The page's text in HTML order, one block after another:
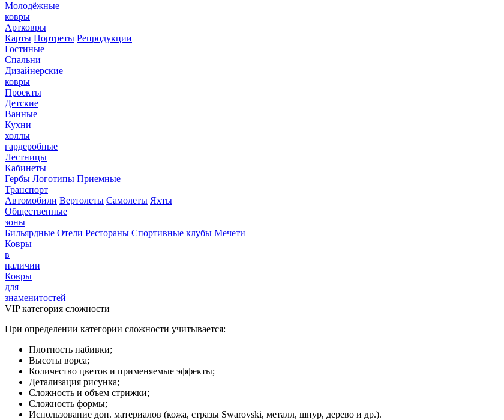
Молодёжные
ковры
Артковры
Карты Портреты Репродукции
Гостиные
Спальни
Дизайнерские
ковры
Проекты
Детские
Ванные
Кухни
холлы
гардеробные
Лестницы
Кабинеты
Гербы Логотипы Приемные
Транспорт
Автомобили Вертолеты Самолеты Яхты
Общественные
зоны
Бильярдные Отели Рестораны Спортивные клубы Мечети
Ковры
в
наличии
Ковры
для
знаменитостей
VIP категория сложности
При определении категории сложности учитывается:
Плотность набивки;
Высоты ворса;
Количество цветов и применяемые эффекты;
Детализация рисунка;
Сложность и объем стрижки;
Сложность формы;
Использование доп. материалов (кожа, стразы Swarovski, металл, шнур, дерево и др.).